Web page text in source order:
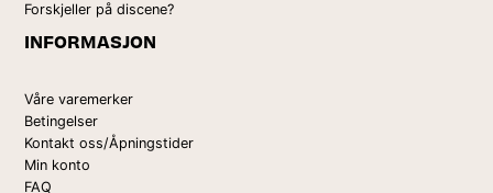
Forskjeller på discene?
INFORMASJON
Våre varemerker
Betingelser
Kontakt oss/Åpningstider
Min konto
FAQ